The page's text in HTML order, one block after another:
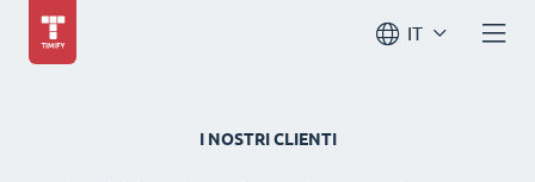
IT
I NOSTRI CLIENTI